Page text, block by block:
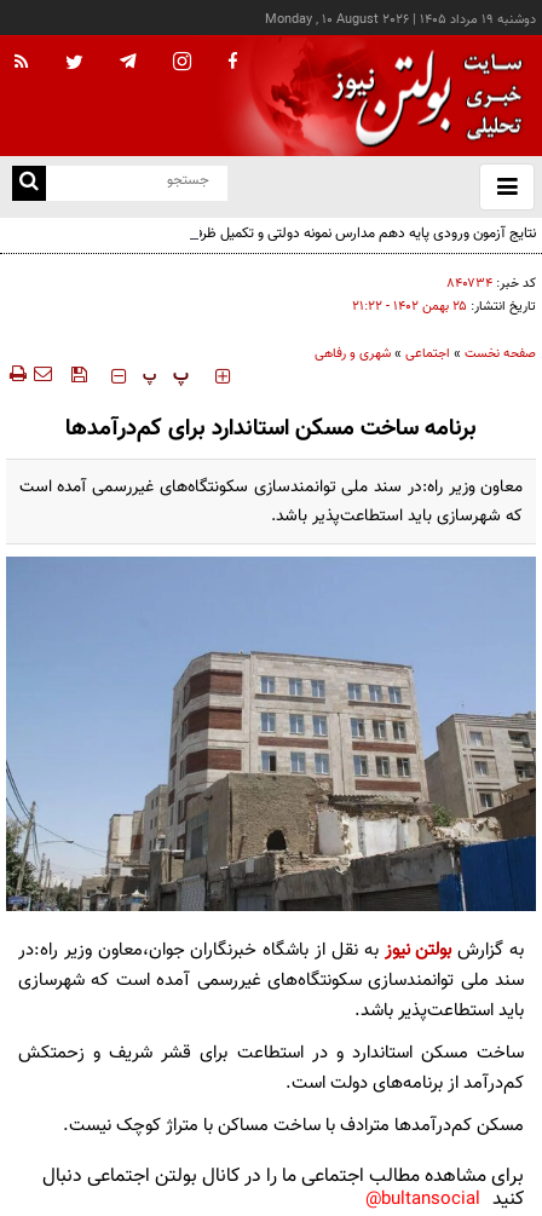
دوشنبه ۱۹ مرداد ۱۴۰۵ |
Monday , 10 August 2026
باز
و
نتایج آزمون ورودی پایه دهم مدارس نمونه دولتی و تکمیل ظرفیت سمپاد اعلام شد
کد خبر: ۸۴۰۷۳۴
تاریخ انتشار: ۲۵ بهمن ۱۴۰۲ - ۲۱:۲۲
صفحه نخست » اجتماعی »شهری و رفاهی
‍‍‍ پ پ
برنامه ساخت مسکن استاندارد برای کم‌درآمدها
معاون وزیر راه:در سند ملی توانمندسازی سکونتگاه‌های غیررسمی آمده است
که شهرسازی باید استطاعت‌پذیر باشد.
به گزارشبولتن نیوز به نقل از باشگاه خبرنگاران جوان،معاون وزیر راه:در
سند ملی توانمندسازی سکونتگاه‌های غیررسمی آمده است که شهرسازی
باید استطاعت‌پذیر باشد.
ساخت مسکن استاندارد و در استطاعت برای قشر شریف و زحمتکش
کم‌درآمد از برنامه‌های دولت است.
مسکن کم‌درآمدها مترادف با ساخت مساکن با متراژ کوچک نیست.
برای مشاهده مطالب اجتماعی ما را در کانال بولتن اجتماعی دنبال
کنید bultansocial@